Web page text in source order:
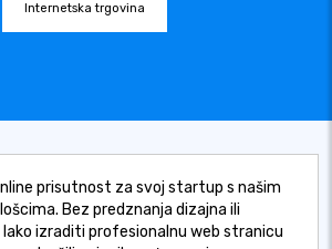
Internetska trgovina
prisutnost za svoj startup s našim
Bez predznanja dizajna ili
lako izraditi profesionalnu web stranicu